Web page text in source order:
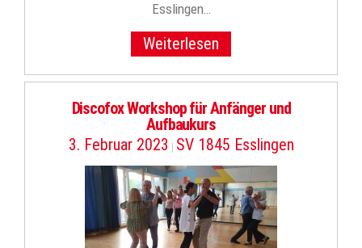
Esslingen…
Weiterlesen
Discofox Workshop für Anfänger und
Aufbaukurs
3. Februar 2023 | SV 1845 Esslingen